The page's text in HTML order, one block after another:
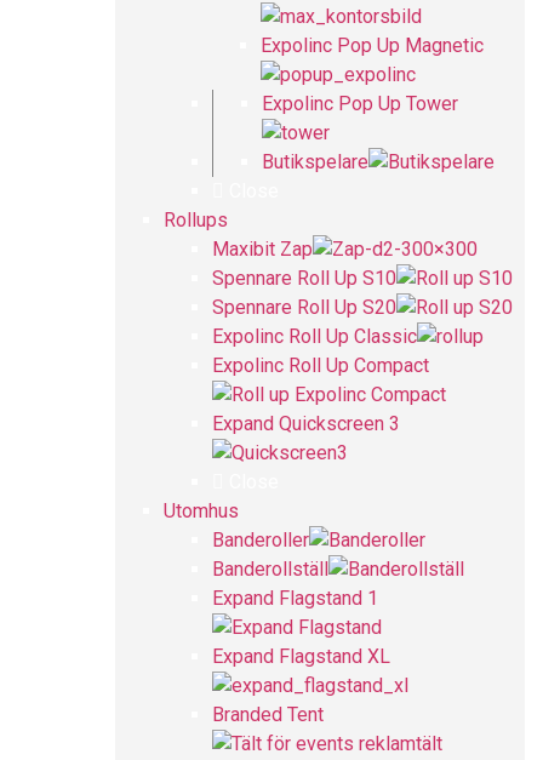
Expolinc Pop Up Magnetic
Expolinc Pop Up Tower
Butikspelare
Rollups
Maxibit Zap
Spennare Roll Up S10
Spennare Roll Up S20
Expolinc Roll Up Classic
Expolinc Roll Up Compact
Expand Quickscreen 3
Utomhus
Banderoller
Banderollställ
Expand Flagstand 1
Expand Flagstand XL
Branded Tent